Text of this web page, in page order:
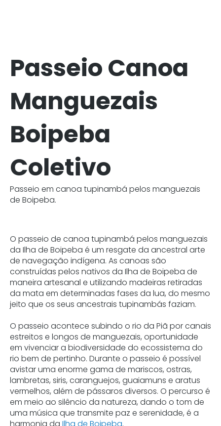
Passeio Canoa
Manguezais
Boipeba
Coletivo
Passeio em canoa tupinambá pelos manguezais
de Boipeba.
O passeio de canoa tupinambá pelos manguezais
da Ilha de Boipeba é um resgate da ancestral arte
de navegação indígena. As canoas são
construídas pelos nativos da Ilha de Boipeba de
maneira artesanal e utilizando madeiras retiradas
da mata em determinadas fases da lua, do mesmo
jeito que os seus ancestrais tupinambás faziam.
O passeio acontece subindo o rio da Piã por canais
estreitos e longos de manguezais, oportunidade
em vivenciar a biodiversidade do ecossistema do
rio bem de pertinho. Durante o passeio é possível
avistar uma enorme gama de mariscos, ostras,
lambretas, siris, caranguejos, guaiamuns e aratus
vermelhos, além de pássaros diversos. O percurso é
em meio ao silêncio da natureza, dando o tom de
uma música que transmite paz e serenidade, é a